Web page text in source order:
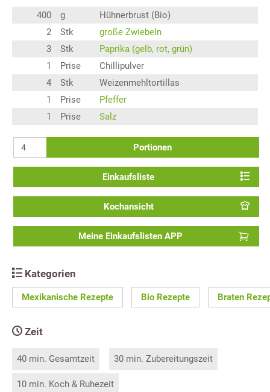
400 g
Hühnerbrust (Bio)
2
Stk
große Zwiebeln
3
Stk
Paprika (gelb, rot, grün)
1
Prise
Chillipulver
4
Stk
Weizenmehltortillas
1
Prise
Pfeffer
1
Prise Salz
Portionen
Einkaufsliste
Kochansicht
Meine Einkaufslisten APP
Kategorien
Mexikanische Rezepte Bio Rezepte Braten
Zeit
40 min. Gesamtzeit 30 min. Zubereitungszeit
10 min. Koch & Ruhezeit